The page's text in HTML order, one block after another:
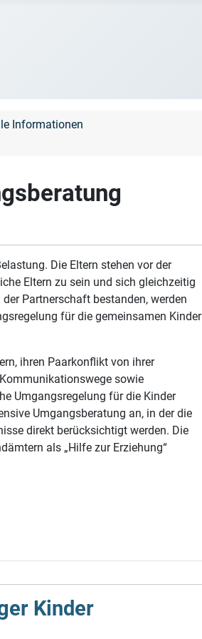
Informationen
Die Eltern stehen vor der
Eltern zu sein und sich gleichzeitig
Partnerschaft bestanden, werden
für die gemeinsamen Kinder
ihren Paarkonflikt von ihrer
sowie
Umgangsregelung für die Kinder
Umgangsberatung an, in der die
direkt berücksichtigt werden. Die
als „Hilfe zur Erziehung“
Kinder